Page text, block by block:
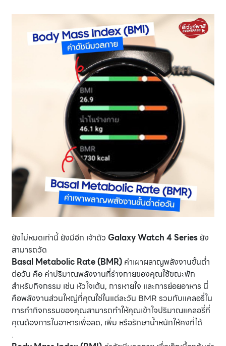
ยังไม่หมดเท่านี้ ยังมีอีก เจ้าตัว Galaxy Watch 4 Series ยัง
สามารถวัด
Basal Metabolic Rate (BMR) ค่าเผาผลาญพลังงานขั้นต่ำ
ต่อวัน คือ ค่าปริมาณพลังงานที่ร่างกายของคุณใช้ขณะพัก
สำหรับกิจกรรม เช่น หัวใจเต้น, การหายใจ และการย่อยอาหาร นี่
คือพลังงานส่วนใหญ่ที่คุณใช่ในแต่ละวัน BMR รวมกับแคลอรี่ใน
การทำกิจกรรมของคุณสามารถทำให้คุณเข้าใจปริมาณแคลอรี่ที่
คุณต้องการในอาหารเพื่อลด, เพิ่ม หรือรักษาน้ำหนักให้คงที่ได้
.